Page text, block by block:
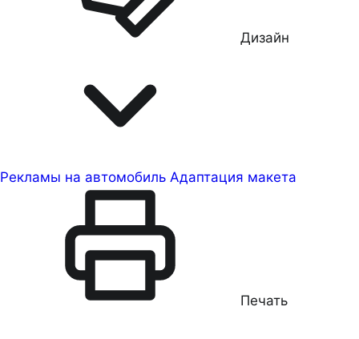
Дизайн
Рекламы на автомобиль Адаптация макета
Печать